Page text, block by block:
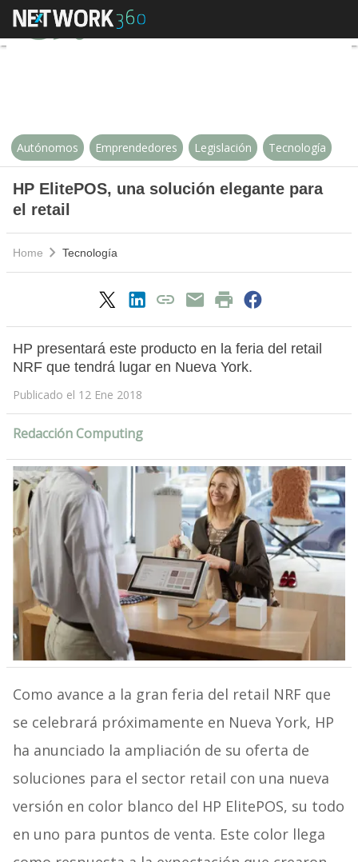
HP ElitePOS, una solución
Autónomos Emprendedores Legislación Tecnología
HP ElitePOS, una solución elegante para
el retail
Home Tecnología
HP presentará este producto en la feria del retail
NRF que tendrá lugar en Nueva York.
Publicado el 12 Ene 2018
Redacción Computing
Como avance a la gran feria del retail NRF que
se celebrará próximamente en Nueva York, HP
ha anunciado la ampliación de su oferta de
soluciones para el sector retail con una nueva
versión en color blanco del HP ElitePOS, su todo
en uno para puntos de venta. Este color llega